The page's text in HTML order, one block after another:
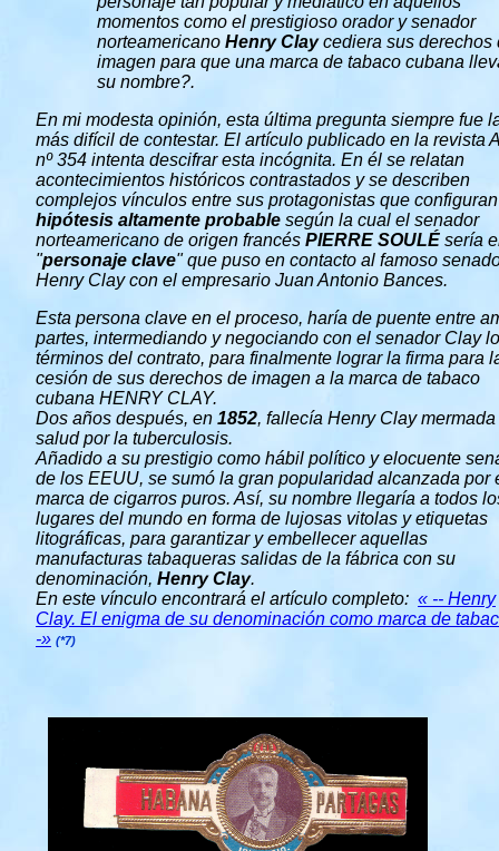
momentos como el prestigioso orador y senador
norteamericano Henry Claycediera sus derechos
imagen para que una marca de tabaco cubana
su nombre?.
En mi modesta opinión, esta última pregunta siempre fue
más difícil de contestar. El artículo publicado en la revista
nº 354 intenta descifrar esta incógnita. En él se relatan
acontecimientos históricos contrastados y se describen
complejos vínculos entre sus protagonistas que
hipótesis altamente probable según la cual el senador
norteamericano de origen francés PIERRE SOULÉ sería
"personaje clave" que puso en contacto al famoso
Henry Clay con el empresario Juan Antonio Bances.
Esta persona clave en el proceso, haría de puente entre
partes, intermediando y negociando con el senador Clay
términos del contrato, para finalmente lograr la firma para
cesión de sus derechos de imagen a la marca de tabaco
cubana HENRY CLAY.
Dos años después, en 1852, fallecía Henry Clay mermada
salud por la tuberculosis.
Añadido a su prestigio como hábil político y elocuente
de los EEUU, se sumó la gran popularidad alcanzada por
marca de cigarros puros. Así, su nombre llegaría a todos
lugares del mundo en forma de lujosas vitolas y etiquetas
litográficas, para garantizar y embellecer aquellas
manufacturas tabaqueras salidas de la fábrica con su
denominación, Henry Clay.
En este vínculo encontrará el artículo completo: « -- Henry
Clay. El enigma de su denominación como marca de
-» (*7)